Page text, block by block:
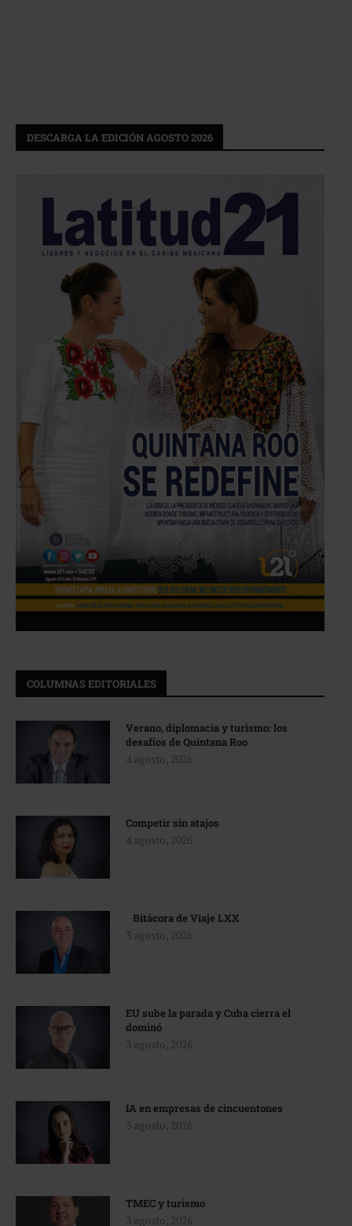
DESCARGA LA EDICIÓN AGOSTO 2026
COLUMNAS EDITORIALES
Verano, diplomacia y turismo: los
desafíos de Quintana Roo
4 agosto, 2026
Competir sin atajos
4 agosto, 2026
Bitácora de Viaje LXX
3 agosto, 2026
EU sube la parada y Cuba cierra el
dominó
3 agosto, 2026
IA en empresas de cincuentones
3 agosto, 2026
TMEC y turismo
3 agosto, 2026